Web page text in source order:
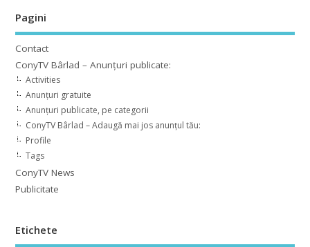
Pagini
Contact
ConyTV Bârlad – Anunțuri publicate:
Activities
Anunțuri gratuite
Anunțuri publicate, pe categorii
ConyTV Bârlad – Adaugă mai jos anunțul tău:
Profile
Tags
ConyTV News
Publicitate
Etichete